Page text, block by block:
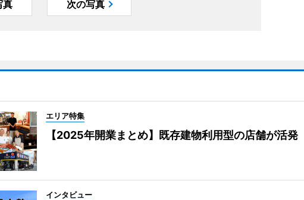
真 次の写真
エリア特集
【2025年開業まとめ】既存建物利用型の店舗が活発
インタビュー